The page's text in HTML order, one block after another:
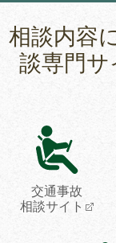
相談内容
談専門サ
交通事故
相談サイト